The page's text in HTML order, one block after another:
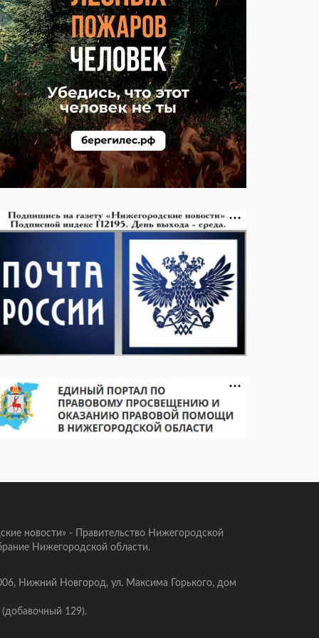
новости» - Правительство Нижегородской
Нижегородской области.
Нижний Новгород, ул. Максима Горького, дом
129).